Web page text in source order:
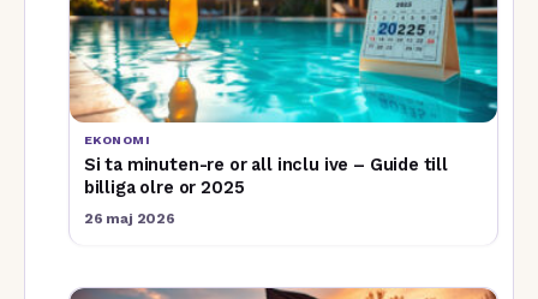
EKONOMI
Si ta minuten-re or all inclu ive – Guide till
billiga olre or 2025
26 maj 2026